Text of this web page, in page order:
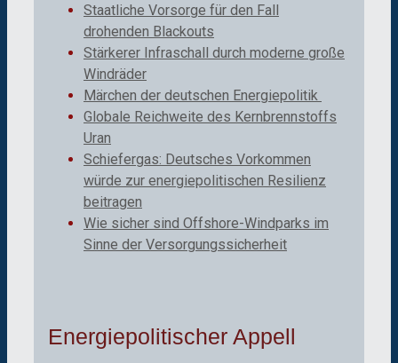
Staatliche Vorsorge für den Fall
drohenden Blackouts
Stärkerer Infraschall durch moderne große
Windräder
Märchen der deutschen Energiepolitik
Globale Reichweite des Kernbrennstoffs
Uran
Schiefergas: Deutsches Vorkommen
würde zur energiepolitischen Resilienz
beitragen
Wie sicher sind Offshore-Windparks im
Sinne der Versorgungssicherheit
Energiepolitischer Appell